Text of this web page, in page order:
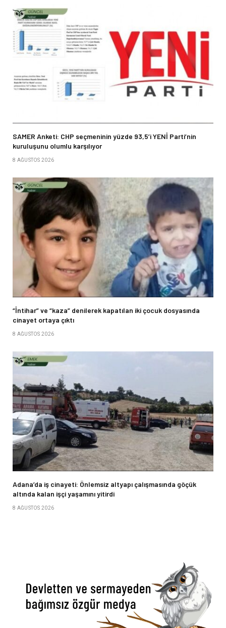
SAMER Anketi: CHP seçmeninin yüzde 93,5’i YENİ Parti’nin
kuruluşunu olumlu karşılıyor
8 AĞUSTOS 2026
“İntihar” ve “kaza” denilerek kapatılan iki çocuk dosyasında
cinayet ortaya çıktı
8 AĞUSTOS 2026
Adana’da iş cinayeti: Önlemsiz altyapı çalışmasında göçük
altında kalan işçi yaşamını yitirdi
8 AĞUSTOS 2026